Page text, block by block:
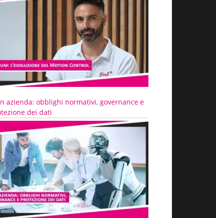
azienda: obblighi normativi, governance e
dei dati